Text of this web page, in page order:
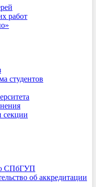
работ
студентов
секции
СПбГУП
об аккредитации